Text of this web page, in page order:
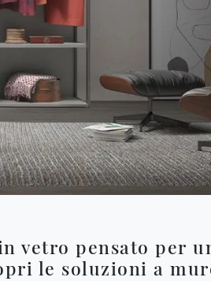
vetro pensato per
le soluzioni a